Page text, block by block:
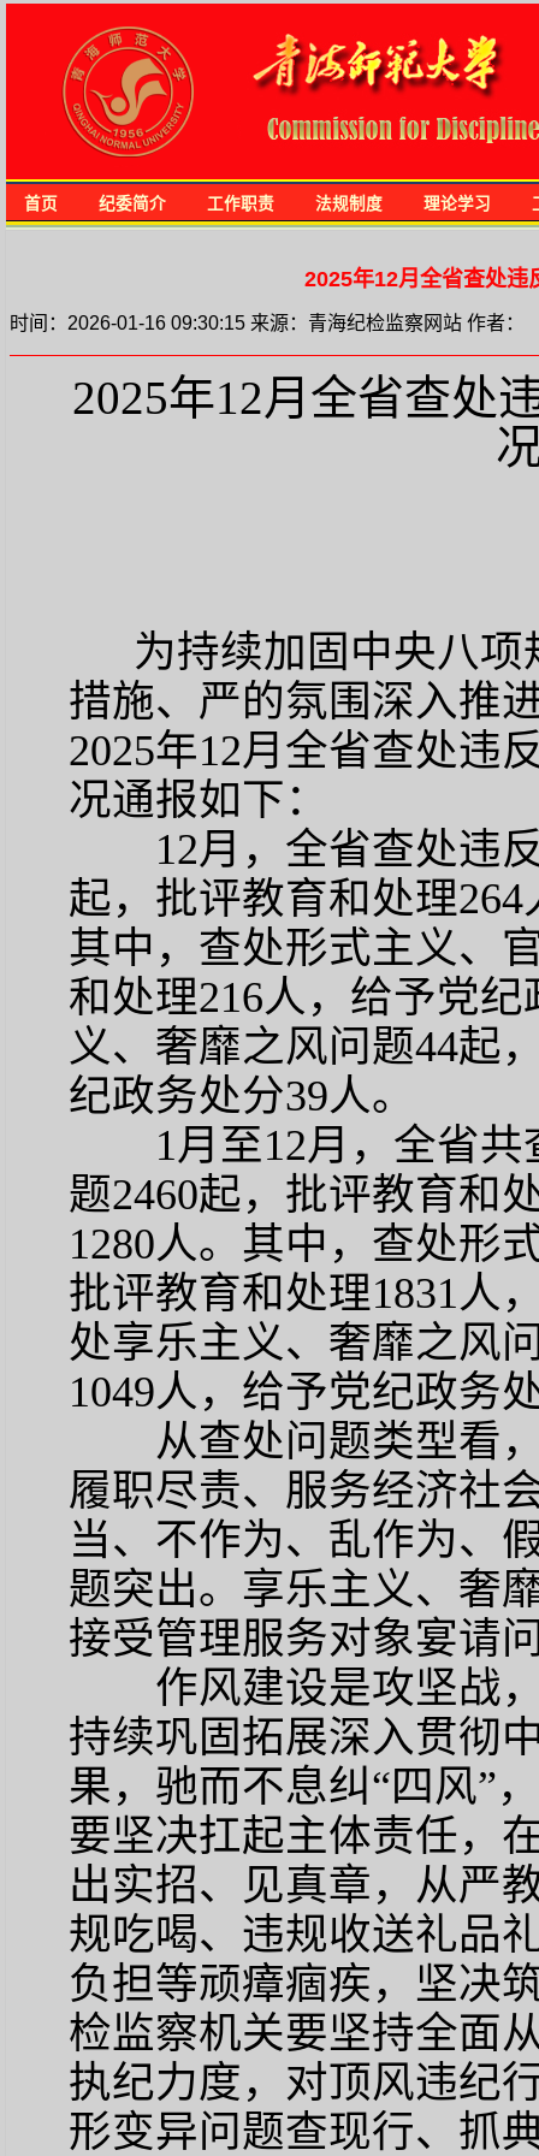
首页 纪委简介 工作职责 法规制度 理论学习
2025年12月全省查处违
时间：2026-01-16 09:30:15 来源：青海纪检监察网站 作者：
2025年12月全省查处
为持续加固中央八项
措施、严的氛围深入推
2025年12月全省查处违
况通报如下：
12月，全省查处违
起，批评教育和处理
其中，查处形式主义、
和处理216人，给予党
义、奢靡之风问题44起
纪政务处分39人。
1月至12月，全省共
题2460起，批评教育和
1280人。其中，查处形
批评教育和处理1831人
处享乐主义、奢靡之风
1049人，给予党纪政务
从查处问题类型看，
履职尽责、服务经济社
当、不作为、乱作为、
题突出。享乐主义、奢
接受管理服务对象宴请
作风建设是攻坚战
持续巩固拓展深入贯彻
果，驰而不息纠“四风”
要坚决扛起主体责任，
出实招、见真章，从严
规吃喝、违规收送礼品
负担等顽瘴痼疾，坚决
检监察机关要坚持全面
执纪力度，对顶风违纪
形变异问题查现行、抓